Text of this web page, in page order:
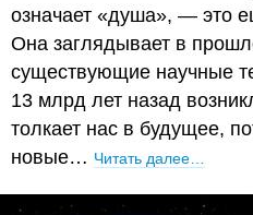
означает «душа», — это
Она заглядывает в
существующие научные
13 млрд лет назад
толкает нас в будущее,
новые… Читать далее…